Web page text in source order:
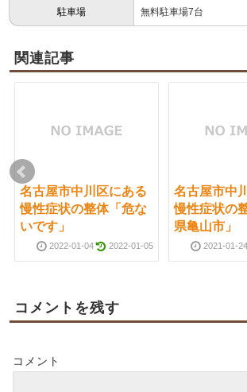
駐車場 無料駐車場7台
関連記事
名古屋市中川区にある
慢性症状の整体「危な
いです」
2022-01-04 2022-01-05
名古屋市中
慢性症状の
県亀山市」
2021-01-24
コメントを残す
コメント